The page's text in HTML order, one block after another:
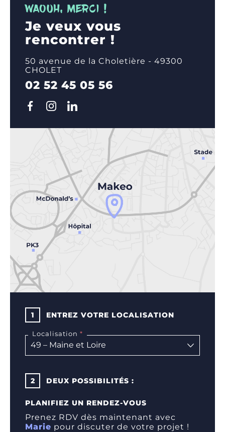
responsables de la gestion des inventaires
publicitaires, de la tarification, de la planification
des campagnes, de la diffusion des annonces, de la
facturation et des rapports pour les annonceurs et
les éditeurs.
1 ENTREZ VOTRE LOCALISATION
Localisation
2 DEUX POSSIBILITÉS :
PLANIFIEZ UN RENDEZ-VOUS
Prenez RDV dès maintenant avec
Marie pour discuter de votre projet !
WAOUH, MERCI !
Je veux vous
rencontrer !
50 avenue de la Choletière - 49300
CHOLET
02 52 45 05 56